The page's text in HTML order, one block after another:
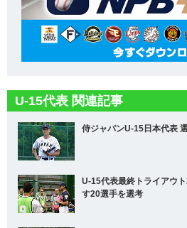
U-15代表 関連記事
侍ジャパンU-15日本代表
U-15代表最終トライアウ
す20選手を選考